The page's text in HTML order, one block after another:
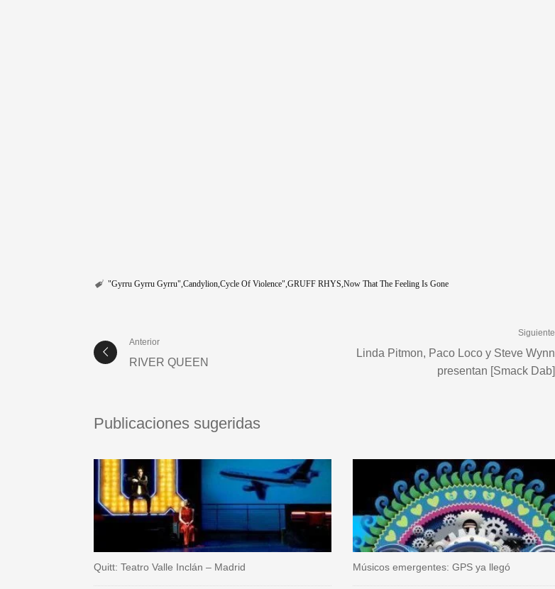
"Gyrru Gyrru Gyrru" Candylion Cycle Of Violence" GRUFF RHYS Now That The Feeling Is Gone
Anterior
RIVER QUEEN
Siguiente
Linda Pitmon, Paco Loco y Steve Wynn
presentan [Smack Dab]
Publicaciones sugeridas
Quitt: Teatro Valle Inclán – Madrid Músicos emergentes: GPS ya llegó